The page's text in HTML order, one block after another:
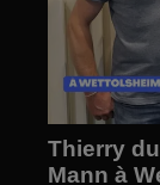
Thierry
Mann à